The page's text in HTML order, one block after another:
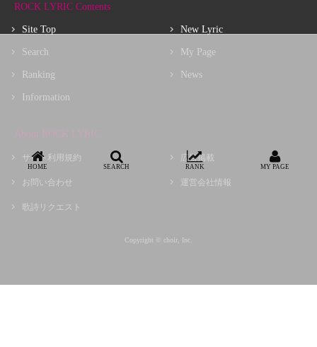
ROCK LYRIC Contents
Site Top
Search
Ranking
Information
New Lyric
My Page
News
About ROCK LYRIC
サイト利用規約
お問い合わせ
歌詩リクエスト
広告掲載
運営会社情報
Copyright © choir, Inc.
HOME SEARCH RANK MY PAGE